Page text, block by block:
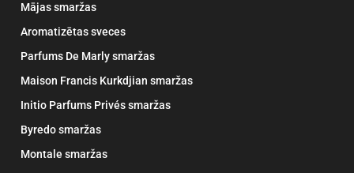
Mājas smaržas
Aromatizētas sveces
Parfums De Marly smaržas
Maison Francis Kurkdjian smaržas
Initio Parfums Privés smaržas
Byredo smaržas
Montale smaržas